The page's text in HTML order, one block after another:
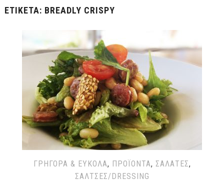
ΕΤΙΚΈΤΑ: BREADLY CRISPY
ΓΡΉΓΟΡΑ & ΕΎΚΟΛΑ, ΠΡΟΪΌΝΤΑ, ΣΑΛΆΤΕΣ,
ΣΆΛΤΣΕΣ/DRESSING